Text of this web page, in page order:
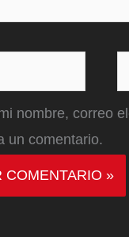
nombre, correo
un comentario.